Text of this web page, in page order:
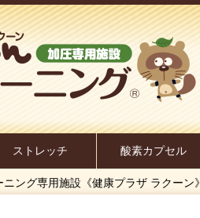
ストレッチ 酸素カプセル
ング専用施設《健康プラザ ラクーン》